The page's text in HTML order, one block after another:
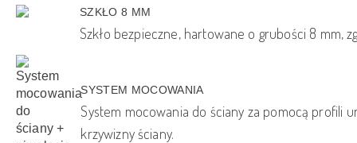
SZKŁO 8 MM
Szkło bezpieczne, hartowane o grubości 8 mm,
SYSTEM MOCOWANIA
System mocowania do ściany za pomocą profili
krzywizny ściany.